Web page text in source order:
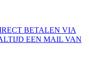
BETALEN VIA
EEN MAIL VAN